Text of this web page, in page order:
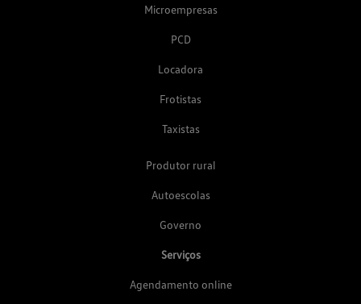
Microempresas
PCD
Locadora
Frotistas
Taxistas
Produtor rural
Autoescolas
Governo
Serviços
Agendamento online